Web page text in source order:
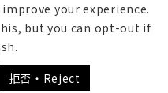
トのご利用について
your experience.
but you can opt-out if
拒否・Reject